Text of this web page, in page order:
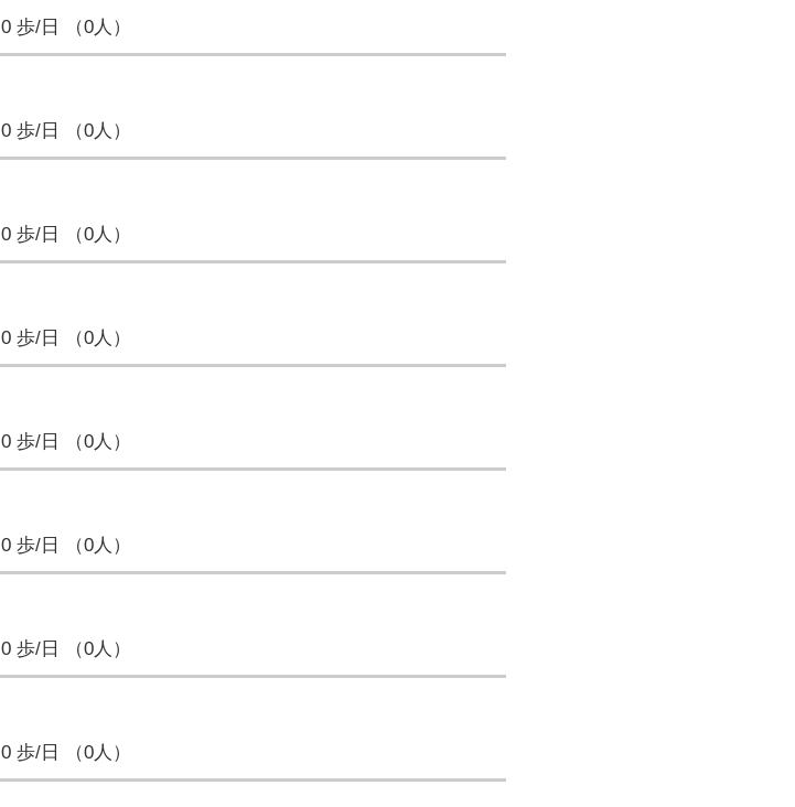
0 歩/日 （0人）
0 歩/日 （0人）
0 歩/日 （0人）
0 歩/日 （0人）
0 歩/日 （0人）
0 歩/日 （0人）
0 歩/日 （0人）
0 歩/日 （0人）